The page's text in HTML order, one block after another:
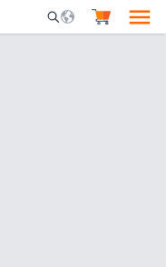
Mobile Search